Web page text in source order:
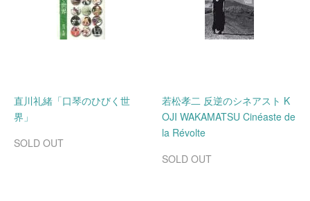
直川礼緒「口琴のひびく世
界」
SOLD OUT
若松孝二 反逆のシネアスト K
OJI WAKAMATSU Cinéaste de
la Révolte
SOLD OUT